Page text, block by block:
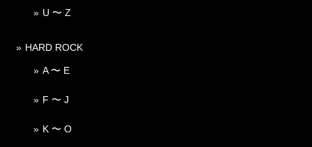
U 〜 Z
HARD ROCK
A 〜 E
F 〜 J
K 〜 O